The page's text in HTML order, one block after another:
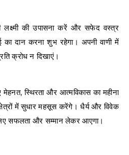
लक्ष्मी की उपासना करें और सफेद वस्त्र
का दान करना शुभ रहेगा। अपनी वाणी में
क्रोध न दिखाएं।
स्थिरता और आत्मविकास का महीना
में सुधार महसूस करेंगे। धैर्य और विवेक
सफलता और सम्मान लेकर आएगा।